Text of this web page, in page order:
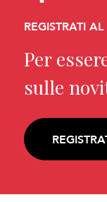
REGISTRATI
Per
sulle